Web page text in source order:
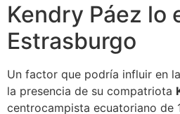
Kendry Páez lo
Estrasburgo
Un factor que podría influir en
la presencia de su compatriota
centrocampista ecuatoriano de